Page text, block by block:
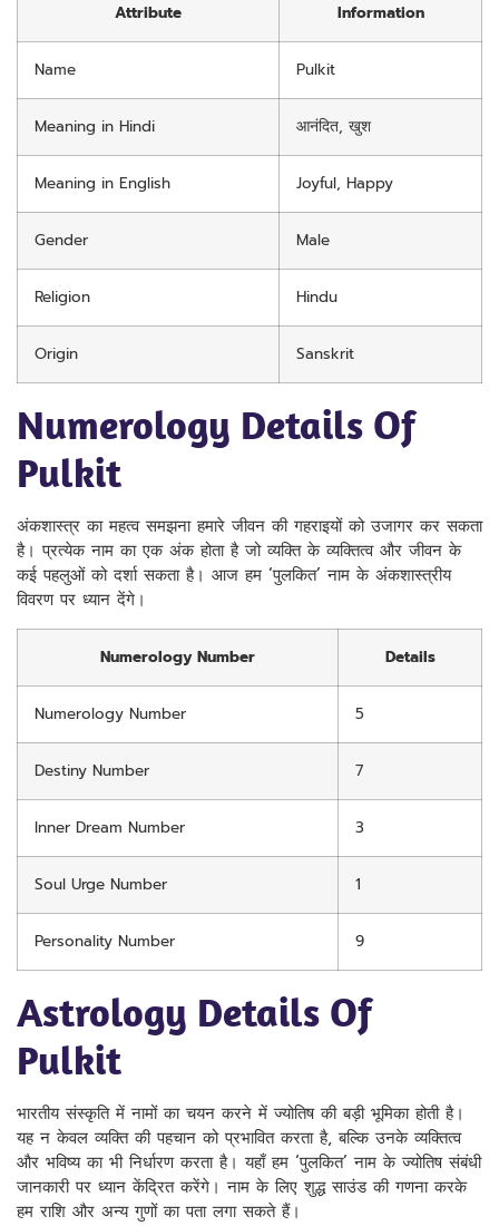
Attribute Information
Name Pulkit
Meaning in Hindi आनंदित, खुश
Meaning in English Joyful, Happy
Gender Male
Religion Hindu
Origin Sanskrit
Numerology Details Of
Pulkit
अंकशास्त्र का महत्व समझना हमारे जीवन की गहराइयों को उजागर कर सकता
है। प्रत्येक नाम का एक अंक होता है जो व्यक्ति के व्यक्तित्व और जीवन के
कई पहलुओं को दर्शा सकता है। आज हम ‘पुलकित’ नाम के अंकशास्त्रीय
विवरण पर ध्यान देंगे।
Numerology Number Details
Numerology Number 5
Destiny Number 7
Inner Dream Number 3
Soul Urge Number 1
Personality Number 9
Astrology Details Of
Pulkit
भारतीय संस्कृति में नामों का चयन करने में ज्योतिष की बड़ी भूमिका होती है।
यह न केवल व्यक्ति की पहचान को प्रभावित करता है, बल्कि उनके व्यक्तित्व
और भविष्य का भी निर्धारण करता है। यहाँ हम ‘पुलकित’ नाम के ज्योतिष संबंधी
जानकारी पर ध्यान केंद्रित करेंगे। नाम के लिए शुद्ध साउंड की गणना करके
हम राशि और अन्य गुणों का पता लगा सकते हैं।